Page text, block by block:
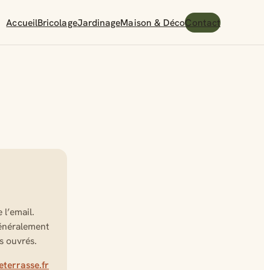
AccueilBricolageJardinageMaison & DécoContact
l’email.
ouvrés.